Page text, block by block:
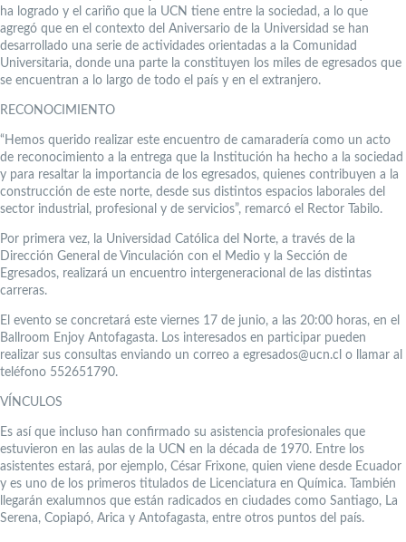
ha logrado y el cariño que la UCN tiene entre la sociedad, a lo que
agregó que en el contexto del Aniversario de la Universidad se han
desarrollado una serie de actividades orientadas a la Comunidad
Universitaria, donde una parte la constituyen los miles de egresados que
se encuentran a lo largo de todo el país y en el extranjero.
RECONOCIMIENTO
“Hemos querido realizar este encuentro de camaradería como un acto
de reconocimiento a la entrega que la Institución ha hecho a la sociedad
y para resaltar la importancia de los egresados, quienes contribuyen a la
construcción de este norte, desde sus distintos espacios laborales del
sector industrial, profesional y de servicios”, remarcó el Rector Tabilo.
Por primera vez, la Universidad Católica del Norte, a través de la
Dirección General de Vinculación con el Medio y la Sección de
Egresados, realizará un encuentro intergeneracional de las distintas
carreras.
El evento se concretará este viernes 17 de junio, a las 20:00 horas, en el
Ballroom Enjoy Antofagasta. Los interesados en participar pueden
realizar sus consultas enviando un correo a egresados@ucn.cl o llamar al
teléfono 552651790.
VÍNCULOS
Es así que incluso han confirmado su asistencia profesionales que
estuvieron en las aulas de la UCN en la década de 1970. Entre los
asistentes estará, por ejemplo, César Frixone, quien viene desde Ecuador
y es uno de los primeros titulados de Licenciatura en Química. También
llegarán exalumnos que están radicados en ciudades como Santiago, La
Serena, Copiapó, Arica y Antofagasta, entre otros puntos del país.